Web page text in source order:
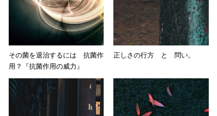
その菌を退治するには 抗菌作
用？『抗菌作用の威力』
正しさの行方 と 問い。